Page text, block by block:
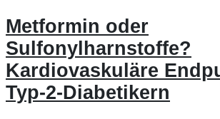
Metformin oder
Sulfonylharnstoffe?
Kardiovaskuläre
Typ-2-Diabetikern